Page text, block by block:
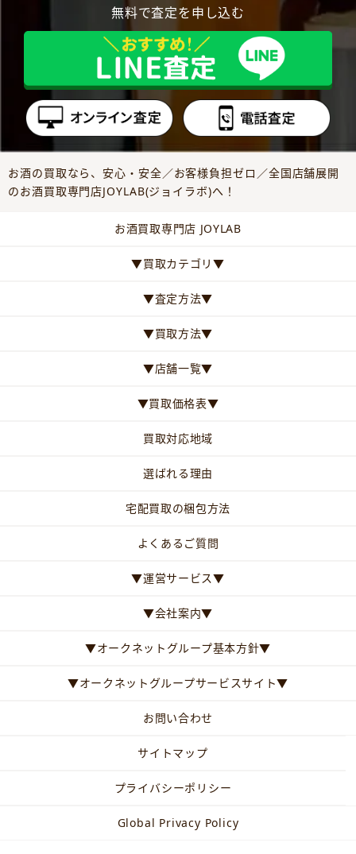
無料で査定を申し込む
お酒の買取なら、安心・安全／お客様負担ゼロ／全国店舗展開
のお酒買取専門店JOYLAB(ジョイラボ)へ！
お酒買取専門店 JOYLAB
▼買取カテゴリ▼
▼査定方法▼
▼買取方法▼
▼店舗一覧▼
▼買取価格表▼
買取対応地域
選ばれる理由
宅配買取の梱包方法
よくあるご質問
▼運営サービス▼
▼会社案内▼
▼オークネットグループ基本方針▼
▼オークネットグループサービスサイト▼
お問い合わせ
サイトマップ
プライバシーポリシー
Global Privacy Policy